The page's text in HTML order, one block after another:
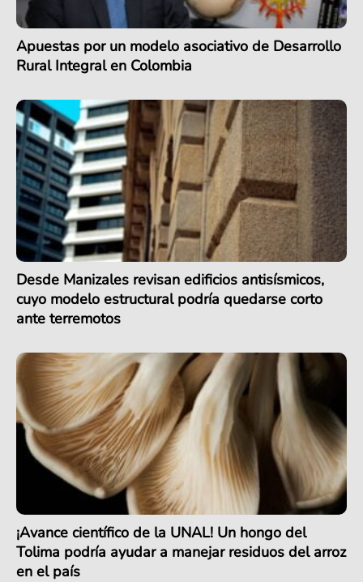
Apuestas por un modelo asociativo de Desarrollo
Rural Integral en Colombia
Desde Manizales revisan edificios antisísmicos,
cuyo modelo estructural podría quedarse corto
ante terremotos
¡Avance científico de la UNAL! Un hongo del
Tolima podría ayudar a manejar residuos del arroz
en el país